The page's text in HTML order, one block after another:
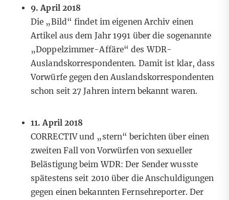
9. April 2018
Die „Bild“ findet im eigenen Archiv einen
Artikel aus dem Jahr 1991 über die sogenannte
„Doppelzimmer-Affäre“ des WDR-
Auslandskorrespondenten. Damit ist klar, dass
Vorwürfe gegen den Auslandskorrespondenten
schon seit 27 Jahren intern bekannt waren.
11. April 2018
CORRECTIV und „stern“ berichten über einen
zweitenFall von Vorwürfen von sexueller
Belästigung beim WDR: Der Sender wusste
spätestens seit 2010 über die Anschuldigungen
gegen einen bekannten Fernsehreporter. Der